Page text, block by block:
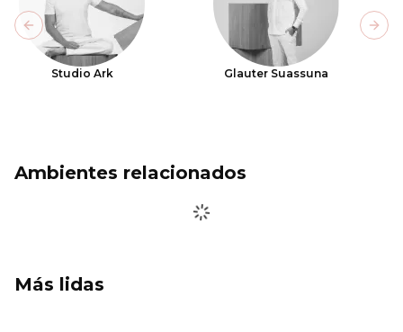
Studio Ark Glauter Suassuna
Previous slide
Ambientes relacionados
Más lidas